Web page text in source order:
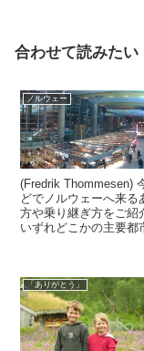
合わせて読みたい
ノルウェー
(Fredrik Thommesen)
どでノルウェーへ来
方や乗り継ぎ方をご紹
いずれどこかの主要都
「ありがとう」